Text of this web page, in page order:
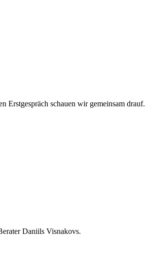
Erstgespräch schauen wir gemeinsam drauf.
Daniils Visnakovs.